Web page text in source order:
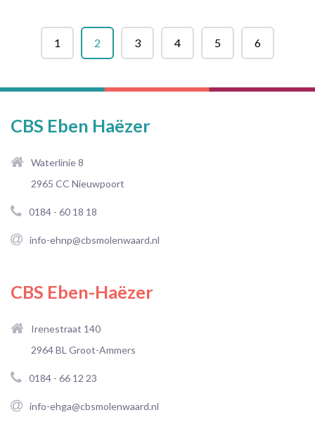
1 2 3 4 5 6
CBS Eben Haëzer
Waterlinie 8
2965 CC Nieuwpoort
0184 - 60 18 18
info-ehnp@cbsmolenwaard.nl
CBS Eben-Haëzer
Irenestraat 140
2964 BL Groot-Ammers
0184 - 66 12 23
info-ehga@cbsmolenwaard.nl